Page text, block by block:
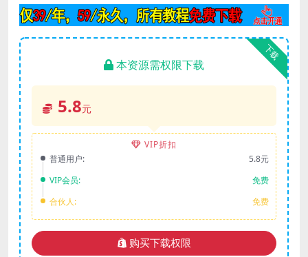
下载
本资源需权限下载
5.8元
VIP折扣
普通用户:
5.8元
VIP会员:
免费
合伙人:
免费
购买下载权限